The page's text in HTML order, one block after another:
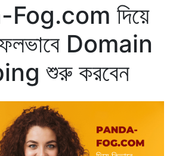
দিয়ে
Domain
শুরু করবেন